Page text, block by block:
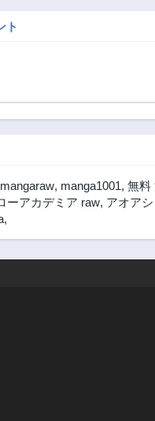
人に転職した男
ト
mangaraw, manga1001, 無料
ーアカデミア raw, アオア
,